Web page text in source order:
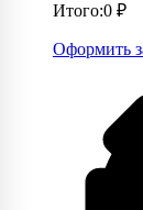
Итого:0 ₽
Оформить